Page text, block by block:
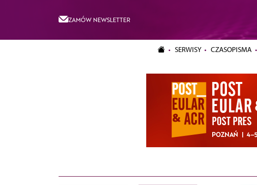
ZAMÓW NEWSLETTER
SERWISY CZASOPISMA